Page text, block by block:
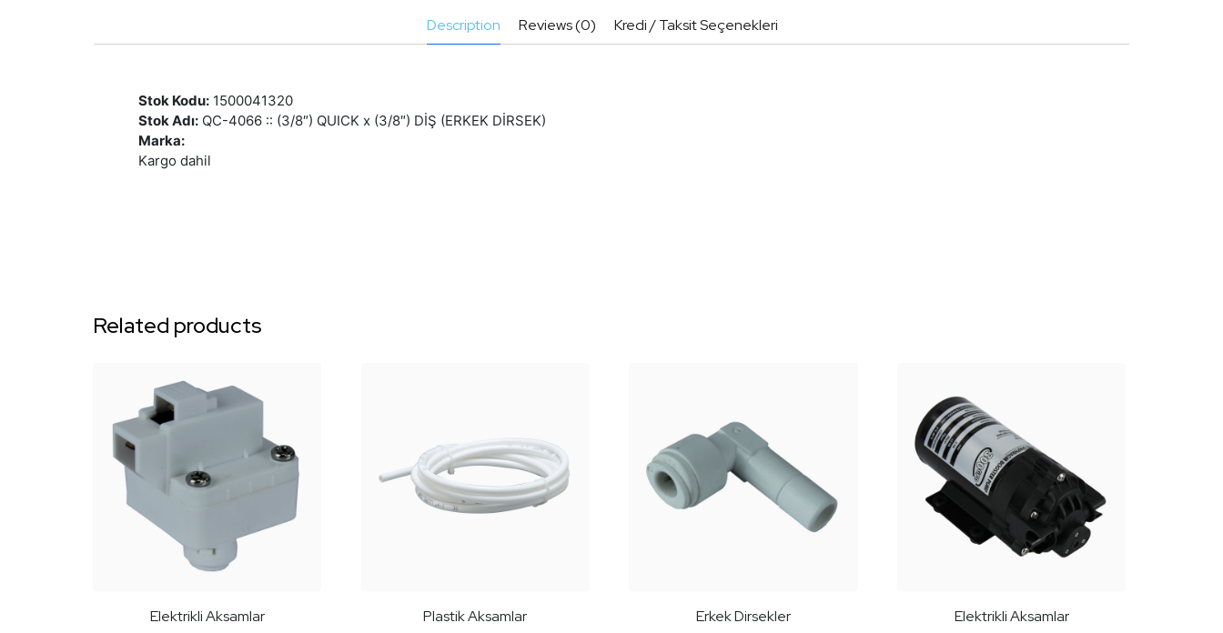
Description Reviews (0) Kredi / Taksit Seçenekleri
Stok Kodu: 1500041320
Stok Adı: QC-4066 :: (3/8″) QUICK x (3/8″) DİŞ (ERKEK DİRSEK)
Marka:
Kargo dahil
Related products
Elektrikli Aksamlar
Plastik Aksamlar
Erkek Dirsekler
Elektrikli Aksamlar